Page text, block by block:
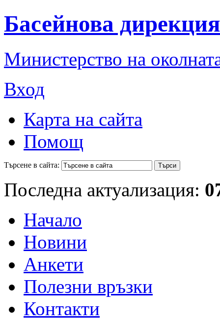
Басейнова
Министерство на
Вход
Карта на сайта
Помощ
Търсене в сайта:
Последна актуализация:
Начало
Новини
Анкети
Полезни връзки
Контакти